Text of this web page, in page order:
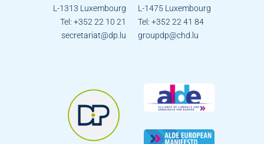
L-1313 Luxembourg
Tel: +352 22 10 21
secretariat@dp.lu
L-1475 Luxembourg
Tel: +352 22 41 84
groupdp@chd.lu